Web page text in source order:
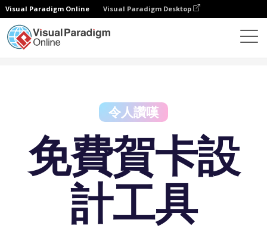
Visual Paradigm Online Visual Paradigm Desktop
令人讚嘆
免費賀卡設
計工具